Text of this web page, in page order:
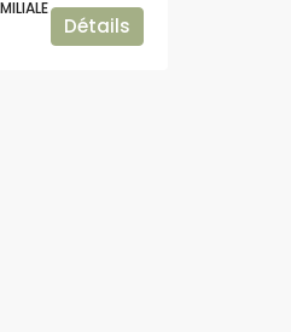
Détails